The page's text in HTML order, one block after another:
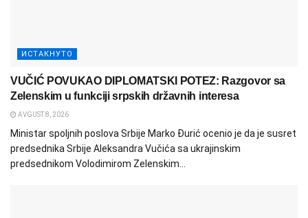
ИСТАКНУТО
VUČIĆ POVUKAO DIPLOMATSKI POTEZ: Razgovor sa
Zelenskim u funkciji srpskih državnih interesa
AVGUST 8, 2026
Ministar spoljnih poslova Srbije Marko Đurić ocenio je da je susret
predsednika Srbije Aleksandra Vučića sa ukrajinskim
predsednikom Volodimirom Zelenskim...